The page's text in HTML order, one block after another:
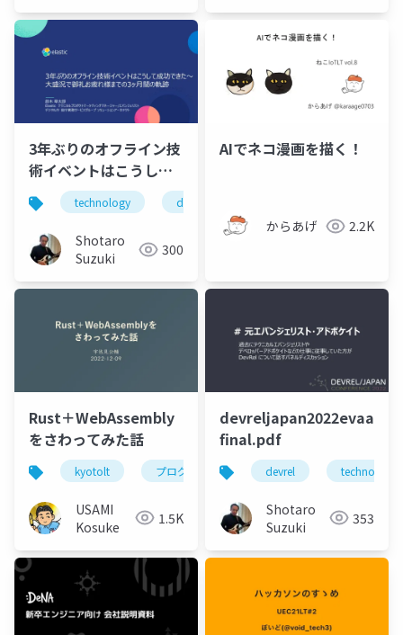
3年ぶりのオフライン技
術イベントはこうして
成功できた〜大盛況で
御礼お疲れ様までの3ヶ
月間の軌跡
technology developer relations
Shotaro
Suzuki
300
AIでネコ漫画を描く！
からあげ 2.2K
Rust＋WebAssembly
をさわってみた話
kyotolt プログラミング
USAMI
Kosuke
1.5K
final.pdf
devrel technology
Shotaro
Suzuki
353